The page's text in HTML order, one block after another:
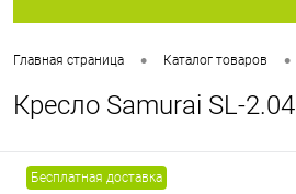
Главная страница • Каталог товаров •
Кресло Samurai SL-
Бесплатная доставка